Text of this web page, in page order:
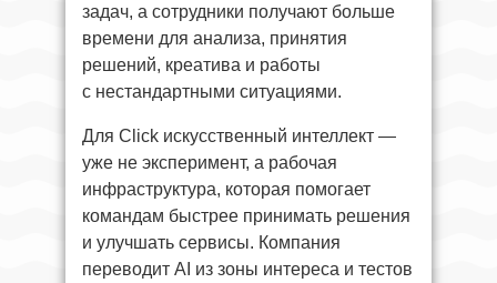
задач, а сотрудники получают больше
времени для анализа, принятия
решений, креатива и работы
с нестандартными ситуациями.
Для Click искусственный интеллект —
уже не эксперимент, а рабочая
инфраструктура, которая помогает
командам быстрее принимать решения
и улучшать сервисы. Компания
переводит AI из зоны интереса и тестов